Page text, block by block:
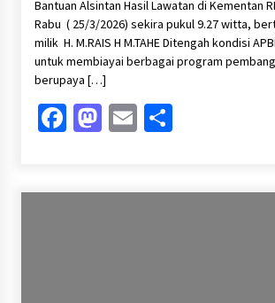
Bantuan Alsintan Hasil Lawatan di Kementan
Rabu ( 25/3/2026) sekira pukul 9.27 witta,
milik H. M.RAIS H M.TAHE Ditengah kondisi
untuk membiayai berbagai program
berupaya […]
Facebook
Mastodon
EmailShare